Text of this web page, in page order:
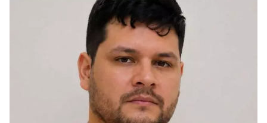
EE UU duplica sus ventas de combustible al
sector privado cubano